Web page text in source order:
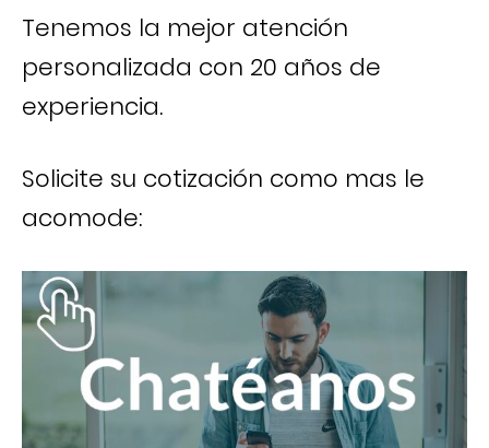
Tenemos la mejor atención
personalizada con 20 años de
experiencia.
Solicite su cotización como mas le
acomode: